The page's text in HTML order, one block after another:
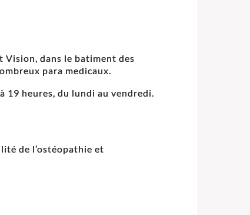
Vision, dans le batiment des
para medicaux.
19 heures, du lundi au vendredi.
de l’ostéopathie et